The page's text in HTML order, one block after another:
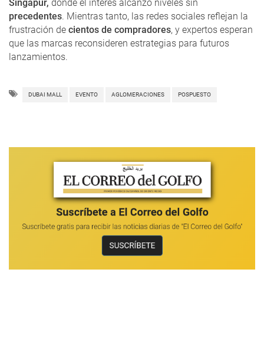
Singapur, donde el interés alcanzó niveles sin
precedentes. Mientras tanto, las redes sociales reflejan la
frustración de cientos de compradores, y expertos esperan
que las marcas reconsideren estrategias para futuros
lanzamientos.
DUBAI MALL EVENTO AGLOMERACIONES POSPUESTO